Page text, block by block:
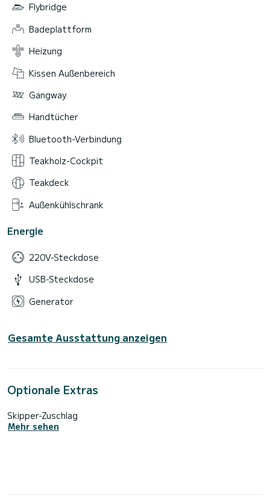
Flybridge
Badeplattform
Heizung
Kissen Außenbereich
Gangway
Handtücher
Bluetooth-Verbindung
Teakholz-Cockpit
Teakdeck
Außenkühlschrank
Energie
220V-Steckdose
USB-Steckdose
Generator
Gesamte Ausstattung anzeigen
Optionale Extras
Skipper-Zuschlag
Mehr sehen